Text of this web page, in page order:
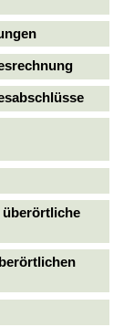
überörtliche